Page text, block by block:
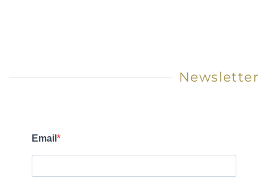
Newsletter
Email